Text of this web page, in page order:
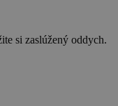
si zaslúžený oddych.